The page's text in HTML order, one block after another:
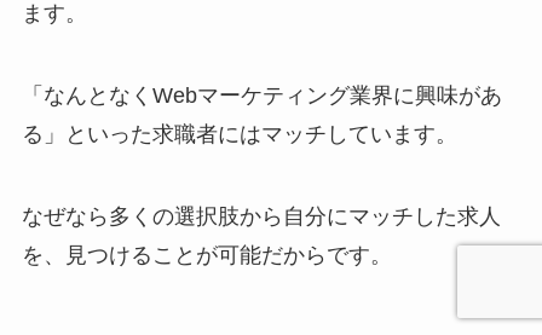
ます。
「なんとなくWebマーケティング業界に興味があ
る」といった求職者にはマッチしています。
なぜなら多くの選択肢から自分にマッチした求人
を、見つけることが可能だからです。